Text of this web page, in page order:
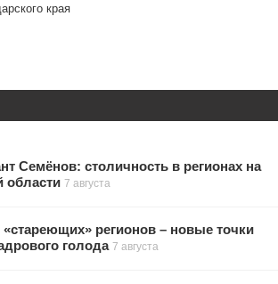
края
Семёнов: столичность в регионах на
области 7 августа
регионов – новые точки
голода 7 августа